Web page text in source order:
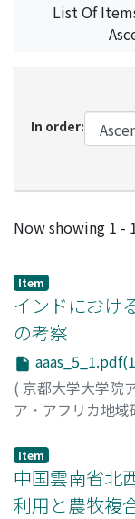
List Of
In order:
Recent
Now showing 1 -
Item
インドにおけ
の考察
( 京都大学大学院
ア・アフリカ地域
木村, 雅昭
Item
中国雲南省北
利用と農牧複